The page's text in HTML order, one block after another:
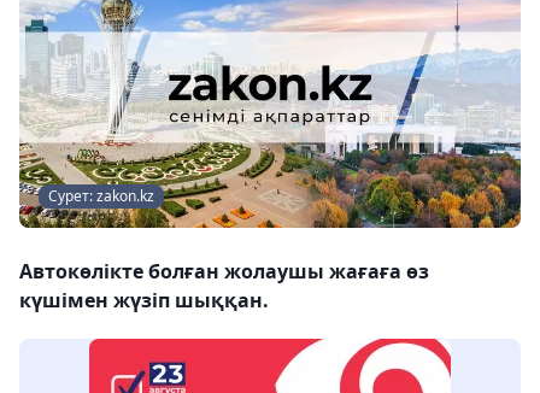
Сурет: zakon.kz
Автокөлікте болған жолаушы жағаға өз
күшімен жүзіп шыққан.